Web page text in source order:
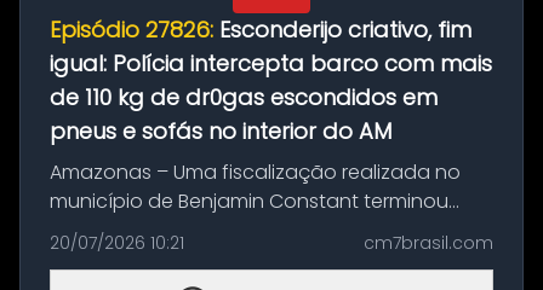
Episódio 27826: Esconderijo criativo, fim
igual: Polícia intercepta barco com mais
de 110 kg de dr0gas escondidos em
pneus e sofás no interior do AM
Amazonas – Uma fiscalização realizada no
município de Benjamin Constant terminou
com a apreensão de aproximadamente 115
quilos de entorpecentes em uma
20/07/2026 10:21 cm7brasil.com